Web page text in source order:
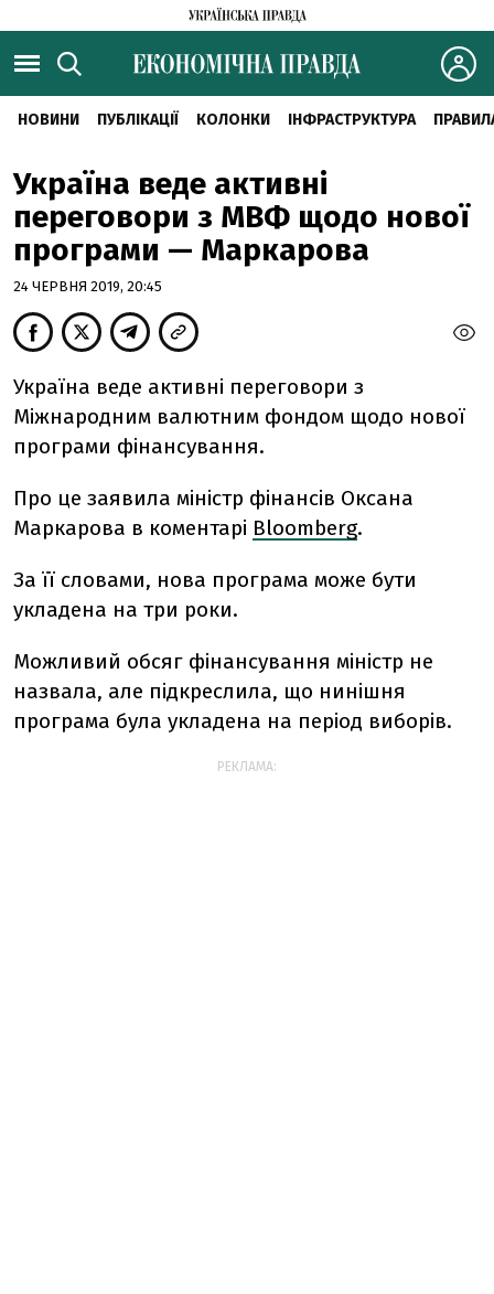
НОВИНИ ПУБЛІКАЦІЇ КОЛОНКИ ІНФРАСТРУКТУРА
Україна веде активні
переговори з МВФ щодо нової
програми — Маркарова
24 ЧЕРВНЯ 2019, 20:45
Україна веде активні переговори з
Міжнародним валютним фондом щодо нової
програми фінансування.
Про це заявила міністр фінансів Оксана
Маркарова в коментарі Bloomberg.
За її словами, нова програма може бути
укладена на три роки.
Можливий обсяг фінансування міністр не
назвала, але підкреслила, що нинішня
програма була укладена на період виборів.
РЕКЛАМА: